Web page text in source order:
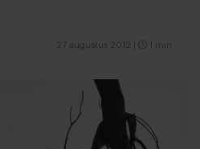
27 augustus 2012 1 min